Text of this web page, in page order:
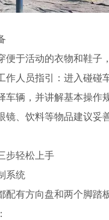
便于活动的衣物和鞋子
作人员指引：进入碰碰
车辆，并讲解基本操作
镜、饮料等物品建议妥
步轻松上手
系统
配有方向盘和两个脚踏